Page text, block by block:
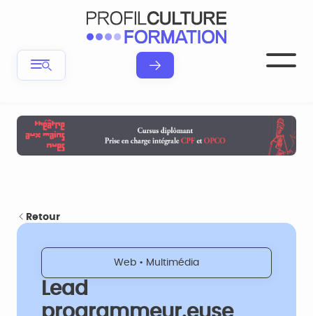
Retour
Web • Multimédia
Lead